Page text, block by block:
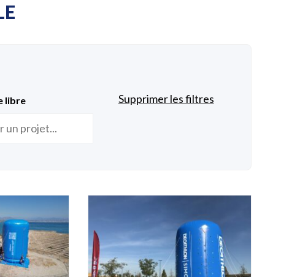
libre Supprimer les filtres